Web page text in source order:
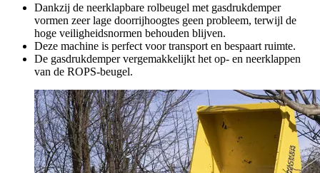
Dankzij de neerklapbare rolbeugel met gasdrukdemper
vormen zeer lage doorrijhoogtes geen probleem, terwijl de
hoge veiligheidsnormen behouden blijven.
Deze machine is perfect voor transport en bespaart ruimte.
De gasdrukdemper vergemakkelijkt het op- en neerklappen
van de ROPS-beugel.